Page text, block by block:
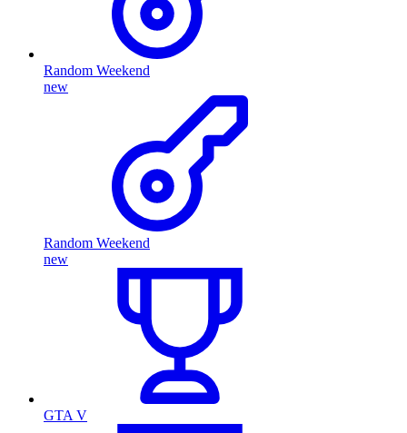
Random Weekend
new
Random Weekend
new
GTA V